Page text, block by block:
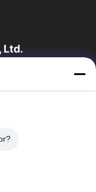
Ltd.
también se incluyó
2011, ubicada en